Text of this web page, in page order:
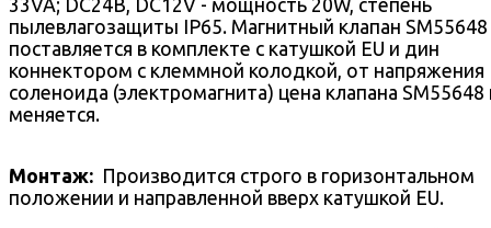
33VA; DC24В, DC12V - мощность 20W, степень
пылевлагозащиты IP65. Магнитный клапан SM55648
поставляется в комплекте с катушкой EU и дин
коннектором с клеммной колодкой, от напряжения
соленоида (электромагнита) цена клапана SM55648
меняется.
Монтаж: Производится строго в горизонтальном
положении и направленной вверх катушкой EU.